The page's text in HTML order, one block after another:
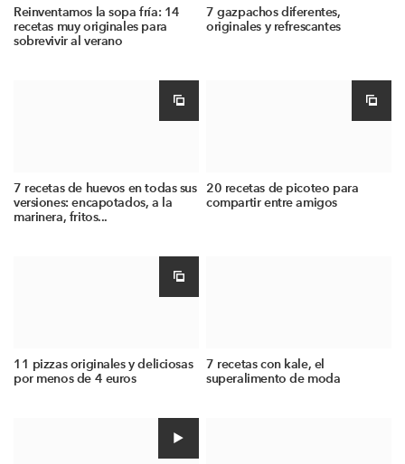
Reinventamos la sopa fría: 14
recetas muy originales para
sobrevivir al verano
7 gazpachos diferentes,
originales y refrescantes
7 recetas de huevos en todas sus
versiones: encapotados, a la
marinera, fritos...
20 recetas de picoteo para
compartir entre amigos
11 pizzas originales y deliciosas
por menos de 4 euros
7 recetas con kale, el
superalimento de moda